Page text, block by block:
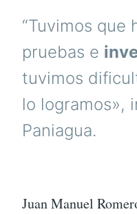
“Tuvimos que
pruebas e
tuvimos
lo logramos»,
Paniagua.
Juan Manuel